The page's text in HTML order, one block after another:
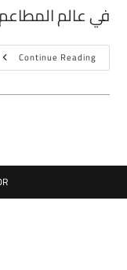
في عالم
Continue Reading